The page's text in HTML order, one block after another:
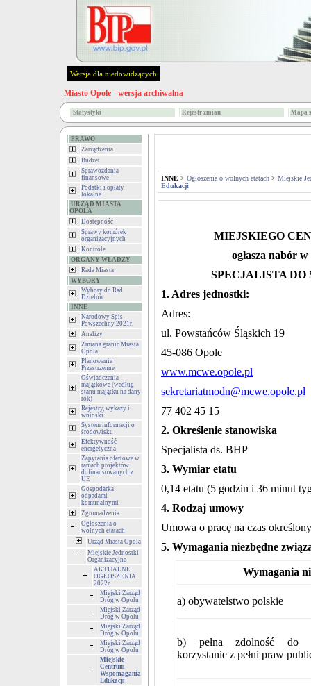
Wersja dla niedowidzących
Miasto Opole - wersja archiwalna
Statystyki Rejestr zmian Mapa
PRAWO
Zarządzenia
Budżet
Sprawozdania
finansowe
Podatki i opłaty
lokalne
URZĄD MIASTA
OPOLA
Dostępność
Sprawy komórek
organizacyjnych
Kontrole
ORGANY WŁADZY
Rada Miasta
WYBORY
Wybory do Rad
Dzielnic
INNE
Narodowy Spis
Powszechny 2021r.
Analizy
Zmiana granic Miasta
Opola
Planowanie
Przestrzenne
Oświadczenia
majątkowe (według
stanu majątku na dany
rok)
Rejestry, wykazy i
wnioski
System informacji o
środowisku
Efektywność
energetyczna
Zapytania ofertowe w
ramach projektów
dofinansowanych z
UE
Gospodarka
odpadami
komunalnymi
Zgromadzenia
Ogłoszenia o
wolnych etatach
Urząd Miasta Opola
Miejskie Jednostki
Organizacyjne
AKTUALNE
OGŁOSZENIA
2022r.
Miejski Zarząd
Dróg w Opolu
Miejski Zarząd
Dróg w Opolu
Miejski Zarząd
Dróg w Opolu
Miejski Zarząd
Dróg w Opolu
Miejskie
Centrum
Wspomagania
Edukacji
INNE > Ogłoszenia o wolnych etatach > Miejskie
Edukacji
MIEJSKIEGO
ogłasza nabór
SPECJALISTA
1. Adres jednostki:
Adres:
ul. Powstańców Śląskich 19
45-086 Opole
www.mcwe.opole.pl
sekretariatmodn@mcwe.opole.pl
77 402 45 15
2. Określenie stanowiska
Specjalista ds. BHP
3. Wymiar etatu
0,14 etatu (5 godzin i 36 minut
4. Rodzaj umowy
Umowa o pracę na czas
5. Wymagania niezbędne
Wymagania
a) obywatelstwo polskie
b) pełna zdolność do
korzystanie z pełni praw